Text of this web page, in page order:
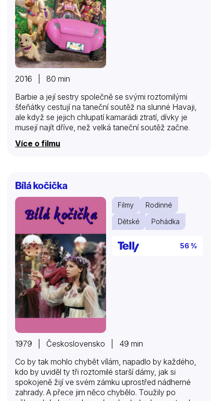
2016 | 80 min
Barbie a její sestry společně se svými roztomilými
šťeňátky cestují na taneční soutěž na slunné Havaji,
ale když se jejich chlupatí kamarádi ztratí, dívky je
musejí najít dříve, než velká taneční soutěž začne.
Více o filmu
Bílá kočička
Filmy
Rodinné
Dětské
Pohádka
56 %
1979 | Československo | 49 min
Co by tak mohlo chybět vílám, napadlo by každého,
kdo by uviděl ty tři roztomilé starší dámy, jak si
spokojeně žijí ve svém zámku uprostřed nádherné
zahrady. A přece jim něco chybělo. Toužily po